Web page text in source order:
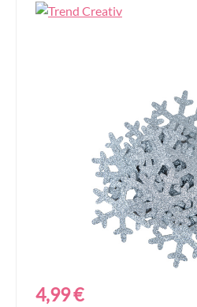
Bildergalerie überspringen
Regulärer Preis:
4,99 €